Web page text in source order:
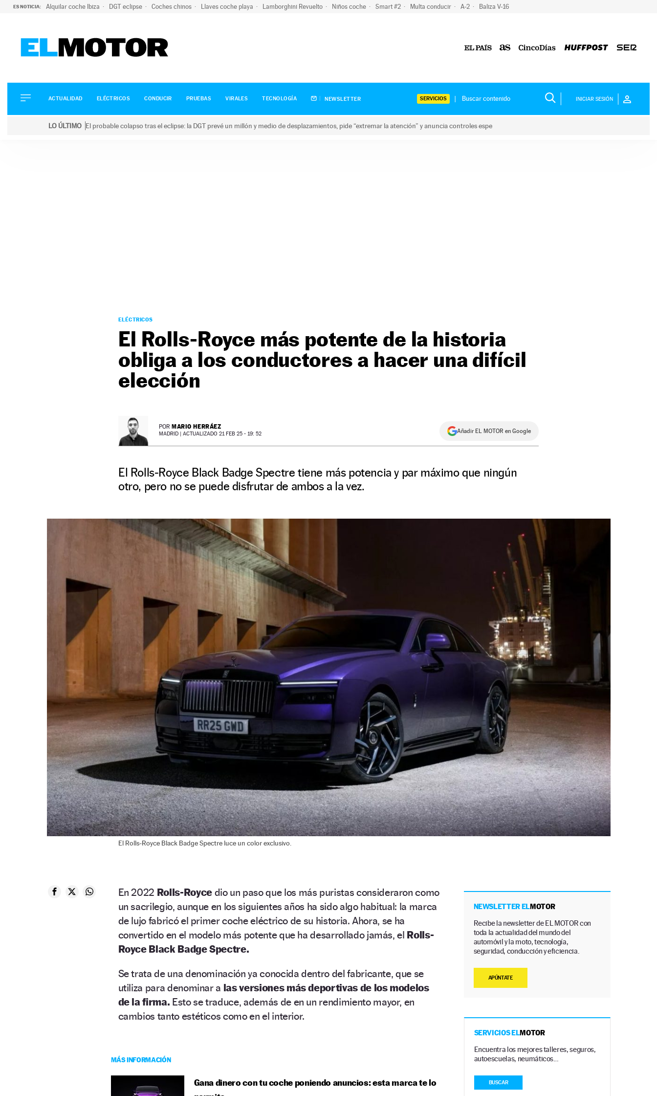
ES NOTICIA: Alquilar coche Ibiza DGT eclipse Coches chinos Llaves coche playa Lamborghini Revuelto Niños coche Smart #2 Multa conducir A-2 Baliza V-16
ELÉCTRICOS
CONDUCIR
ACTUALIDAD ELÉCTRICOS CONDUCIR PRUEBAS VIRALES TECNOLOGÍA NEWSLETTER SERVICIOS INICIAR SESIÓN
LO ÚLTIMO El probable colapso tras el eclipse: la DGT prevé un millón y medio de desplazamientos, pide “extremar la atención” y anuncia controles espe
ELÉCTRICOS
El Rolls-Royce más potente de la historia
obliga a los conductores a hacer una difícil
elección
POR MARIO HERRÁEZ
MADRID | ACTUALIZADO 21 FEB 25 - 19: 52 Añadir EL MOTOR en Google
El Rolls-Royce Black Badge Spectre tiene más potencia y par máximo que ningún
otro, pero no se puede disfrutar de ambos a la vez.
El Rolls-Royce Black Badge Spectre luce un color exclusivo.
En 2022 Rolls-Roycedio un paso que los más puristas consideraron como
un sacrilegio, aunque en los siguientes años ha sido algo habitual: la marca
de lujo fabricó el primer coche eléctrico de su historia. Ahora, se ha
convertido en el modelo más potente que ha desarrollado jamás, el Rolls-
Royce Black Badge Spectre.
Se trata de una denominación ya conocida dentro del fabricante, que se
utiliza para denominar a las versiones más deportivas de los modelos
de la firma. Esto se traduce, además de en un rendimiento mayor, en
cambios tanto estéticos como en el interior.
MÁS INFORMACIÓN
Gana dinero con tu coche poniendo anuncios: esta marca te lo
NEWSLETTER ELMOTOR
Recibe la newsletter de EL MOTOR con
toda la actualidad del mundo del
automóvil y la moto, tecnología,
seguridad, conducción y eficiencia.
APÚNTATE
SERVICIOS ELMOTOR
Encuentra los mejores talleres, seguros,
autoescuelas, neumáticos…
BUSCAR